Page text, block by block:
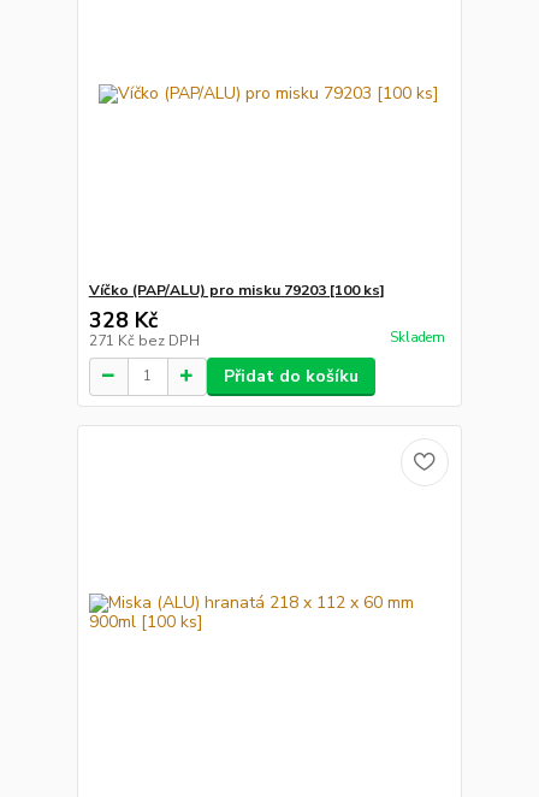
Víčko (PAP/ALU) pro misku 79203 [100 ks]
328 Kč
271 Kč bez DPH Skladem
Přidat do košíku